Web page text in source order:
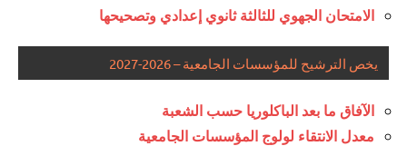
الامتحان الجهوي للثالثة ثانوي إعدادي وتصحيحها
يخص الترشيح للمؤسسات الجامعية – 2026-2027
الآفاق ما بعد الباكلوريا حسب الشعبة
معدل الانتقاء لولوج المؤسسات الجامعية